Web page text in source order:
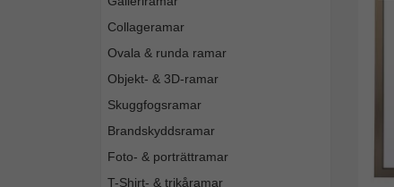
Collageramar
Ovala & runda ramar
Objekt- & 3D-ramar
Skuggfogsramar
Brandskyddsramar
Foto- & porträttramar
T-Shirt- & trikåramar